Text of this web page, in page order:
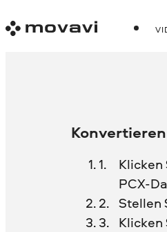
Klicken
PCX-
Stellen
Klicken